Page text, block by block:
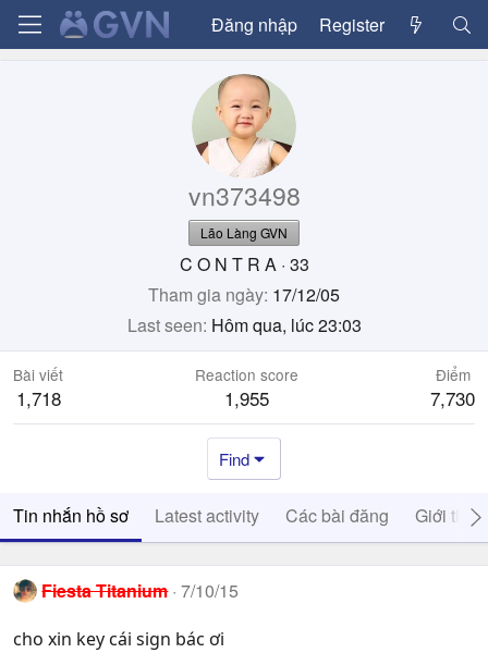
Đăng nhập Register
vn373498
Lão Làng GVN
C O N T R A · 33
Tham gia ngày 17/12/05
Last seen Hôm qua, lúc 23:03
Bài viết
1,718
Reaction score
1,955
Điểm
7,730
Find
Tin nhắn hồ sơ Latest activity Các bài đăng Giới thiệu
Fiesta Titanium 7/10/15
cho xin key cái sign bác ơi